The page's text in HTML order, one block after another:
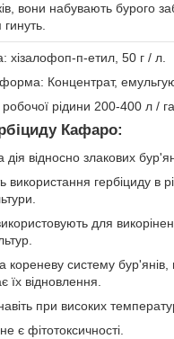
вони набувають бурого
гинуть.
хізалофоп-п-етил, 50 г / л.
Концентрат,
рідини 200-400 л / га
Кафаро:
відносно злакових
використання гербіциду в
для
кореневу систему бур'янів,
їх відновлення.
при високих
є фітотоксичності.